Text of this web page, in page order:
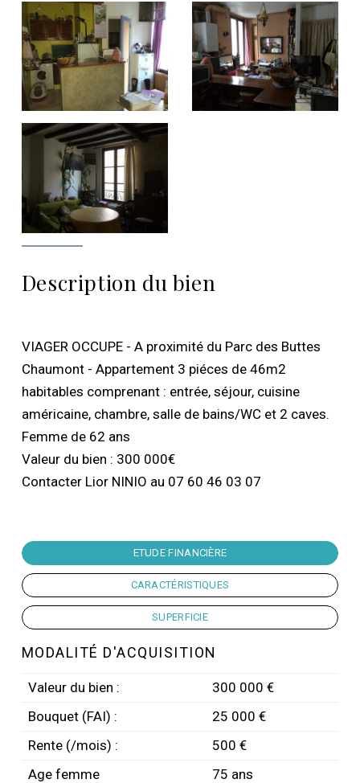
Description du bien
VIAGER OCCUPE - A proximité du Parc des Buttes
Chaumont - Appartement 3 piéces de 46m2
habitables comprenant : entrée, séjour, cuisine
américaine, chambre, salle de bains/WC et 2 caves.
Femme de 62 ans
Valeur du bien : 300 000€
Contacter Lior NINIO au 07 60 46 03 07
ETUDE FINANCIÈRE
CARACTÉRISTIQUES
SUPERFICIE
MODALITÉ D'ACQUISITION
Valeur du bien :
300 000 €
Bouquet (FAI) :
25 000 €
Rente (/mois) :
500 €
Age femme
75 ans